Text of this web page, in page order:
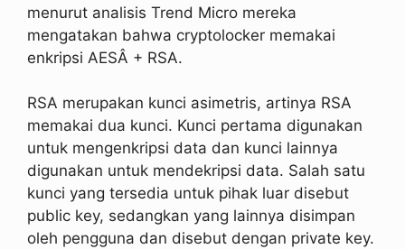
menurut analisis Trend Micro mereka
mengatakan bahwa cryptolocker memakai
enkripsi AESÂ + RSA.
RSA merupakan kunci asimetris, artinya RSA
memakai dua kunci. Kunci pertama digunakan
untuk mengenkripsi data dan kunci lainnya
digunakan untuk mendekripsi data. Salah satu
kunci yang tersedia untuk pihak luar disebut
public key, sedangkan yang lainnya disimpan
oleh pengguna dan disebut dengan private key.